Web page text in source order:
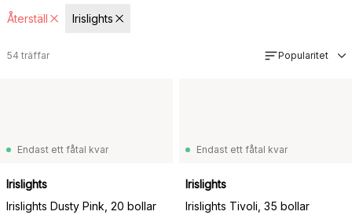
Återställ Irislights
54 träffar Popularitet
Endast ett fåtal kvar
Irislights
Irislights Dusty Pink, 20 bollar
Endast ett fåtal kvar
Irislights
Irislights Tivoli, 35 bollar